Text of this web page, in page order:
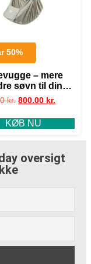
50%
– mere
søvn til din
kr. 800.00 kr.
KØB NU
oversigt